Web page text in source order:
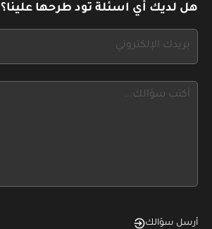
this
form
field
هل لديك أي اسئلة تود طرحها علينا؟
this,
أرسل سؤالك